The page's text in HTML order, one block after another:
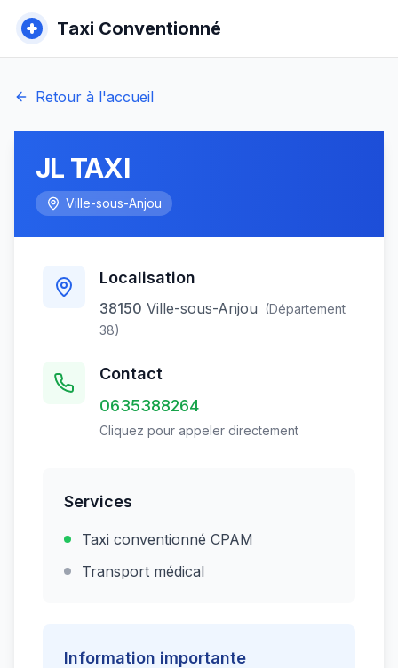
Taxi Conventionné
Retour à l'accueil
JL TAXI
Ville-sous-Anjou
Localisation
38150 Ville-sous-Anjou (Département
38)
Contact
0635388264
Cliquez pour appeler directement
Services
Taxi conventionné CPAM
Transport médical
Information importante